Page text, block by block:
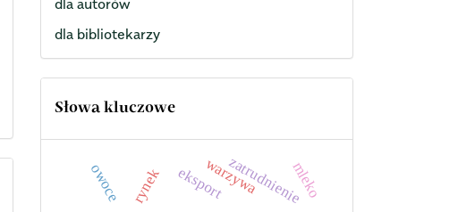
dla bibliotekarzy
Słowa kluczowe
eksport
rynek zatrudnienie
owoce mleko
warzywa